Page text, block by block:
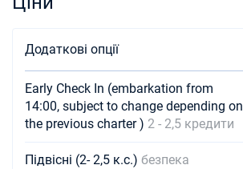
Додаткові опції
Early Check In (embarkation from
14:00, subject to change depending on
the previous charter ) 2 - 2,5 кредити
Підвісні (2- 2,5 к.с.) безпека